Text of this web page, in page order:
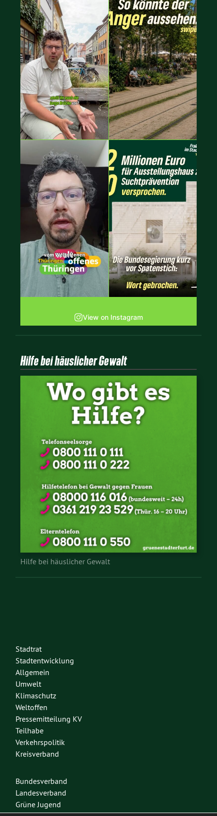
View on Instagram
Hilfe bei häuslicher Gewalt
Hilfe bei häuslicher Gewalt
Stadtrat
Stadtentwicklung
Allgemein
Umwelt
Klimaschutz
Weltoffen
Pressemitteilung KV
Teilhabe
Verkehrspolitik
Kreisverband
Bundesverband
Landesverband
Grüne Jugend